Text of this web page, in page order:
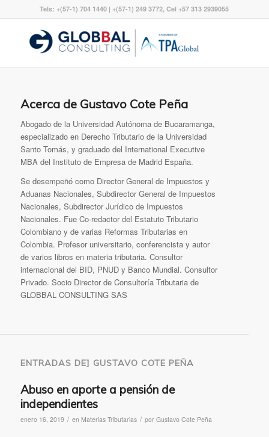
Tels: +(57-1) 704 1440 | +(57-1) 249 3772, Cel +57 313 2939055
Acerca de Gustavo Cote Peña
Abogado de la Universidad Autónoma de Bucaramanga,
especializado en Derecho Tributario de la Universidad
Santo Tomás, y graduado del International Executive
MBA del Instituto de Empresa de Madrid España.
Se desempeñó como Director General de Impuestos y
Aduanas Nacionales, Subdirector General de Impuestos
Nacionales, Subdirector Jurídico de Impuestos
Nacionales. Fue Co-redactor del Estatuto Tributario
Colombiano y de varias Reformas Tributarias en
Colombia. Profesor universitario, conferencista y autor
de varios libros en materia tributaria. Consultor
internacional del BID, PNUD y Banco Mundial. Consultor
Privado. Socio Director de Consultoría Tributaria de
GLOBBAL CONSULTING SAS
ENTRADAS DE] GUSTAVO COTE PEÑA
Abuso en aporte a pensión de
independientes
enero 16, 2019 / en Materias Tributarias / por Gustavo Cote Peña